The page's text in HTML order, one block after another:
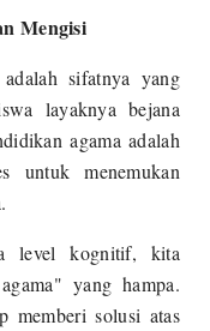
Mengisi
sifatnya yang
layaknya bejana
agama adalah
untuk menemukan
level kognitif, kita
yang hampa.
memberi solusi atas